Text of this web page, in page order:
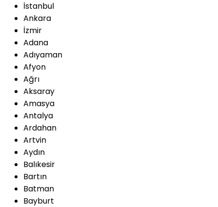
İstanbul
Ankara
İzmir
Adana
Adıyaman
Afyon
Ağrı
Aksaray
Amasya
Antalya
Ardahan
Artvin
Aydın
Balıkesir
Bartın
Batman
Bayburt